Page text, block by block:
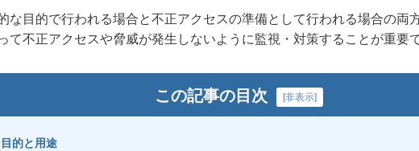
な目的で行われる場合と不正アクセスの準備として行われる場合の両
て不正アクセスや脅威が発生しないように監視・対策することが重要
この記事の目次 [非表示]
的と用途